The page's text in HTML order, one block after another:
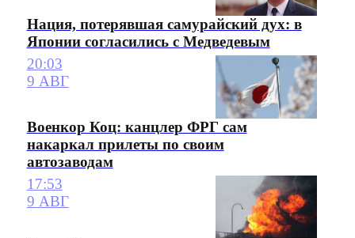
Нация, потерявшая самурайский дух: в
Японии согласились с Медведевым
20:03
9 АВГ
Военкор Коц: канцлер ФРГ сам
накаркал прилеты по своим
автозаводам
17:53
9 АВГ